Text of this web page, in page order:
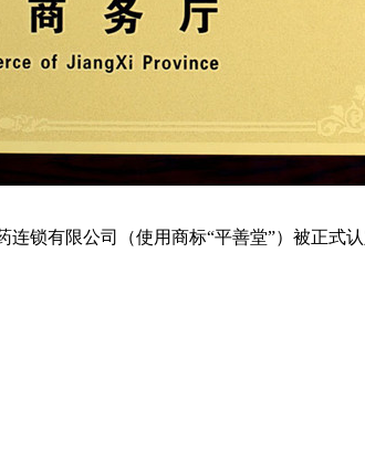
锁有限公司（使用商标“平善堂”）被正